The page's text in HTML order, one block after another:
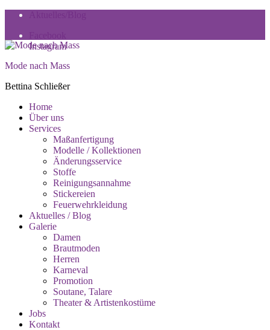
Skip
navigation
Skip
content
Instagram
Mode nach Mass
Bettina Schließer
Toggle
Primary
menu
Home
Über uns
Services
Maßanfertigung
Modelle / Kollektionen
Änderungsservice
Stoffe
Reinigungsannahme
Stickereien
Feuerwehrkleidung
Aktuelles / Blog
Galerie
Damen
Brautmoden
Herren
Karneval
Promotion
Soutane, Talare
Theater & Artistenkostüme
Jobs
Kontakt